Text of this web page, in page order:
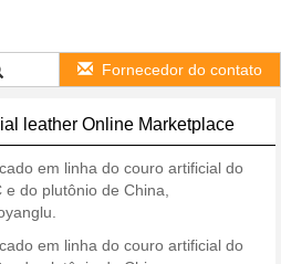
Fornecedor do contato
leather Online Marketplace
em linha do couro artificial do
e do plutônio de China,
em linha do couro artificial do